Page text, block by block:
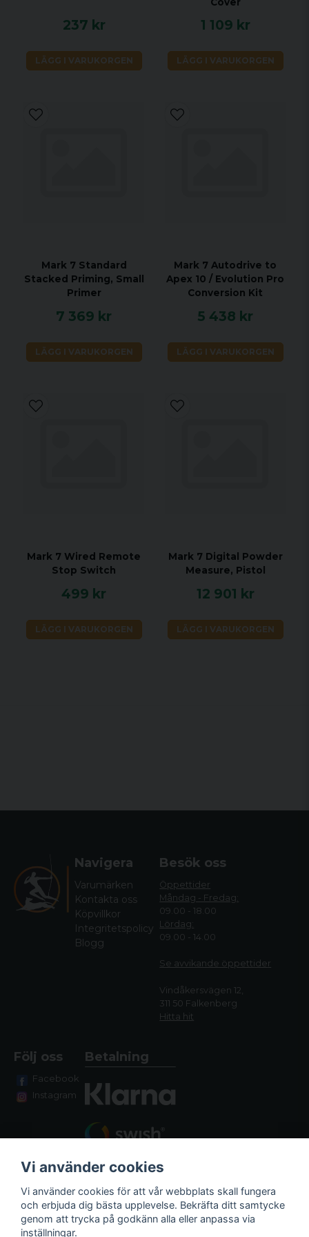
237 kr
LÄGG I VARUKORGEN
1 109 kr
LÄGG I VARUKORGEN
Mark 7 Standard
Stacked Priming, Small
Primer
7 369 kr
LÄGG I VARUKORGEN
Mark 7 Autodrive to
Apex 10 / Evolution Pro
Conversion Kit
5 438 kr
LÄGG I VARUKORGEN
Mark 7 Wired Remote
Stop Switch
499 kr
LÄGG I VARUKORGEN
Mark 7 Digital Powder
Measure, Pistol
12 901 kr
LÄGG I VARUKORGEN
Navigera
Varumärken
Kontakta oss
Köpvillkor
Integritetspolicy
Blogg
Besök oss
Öppettider
Måndag - Fredag:
09.00 - 18.00
Lördag:
09.00 - 14.00
Se avvikande öppettider
Vindåkersvägen 12,
311 50 Falkenberg
Hitta hit
Följ oss
Facebook
Instagram
Betalning
Fraktalternativ
Vi använder cookies
Vi använder cookies för att vår webbplats skall fungera
och erbjuda dig bästa upplevelse. Bekräfta ditt samtycke
genom att trycka på godkänn alla eller anpassa via
inställningar.